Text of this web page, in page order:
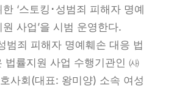
‘스토킹･성범죄 피해자 명예
사업’을 시범 운영한다.
범죄 피해자 명예훼손 대응 법
법률지원 사업 수행기관인 ㈔
사회(대표: 왕미양) 소속 여성